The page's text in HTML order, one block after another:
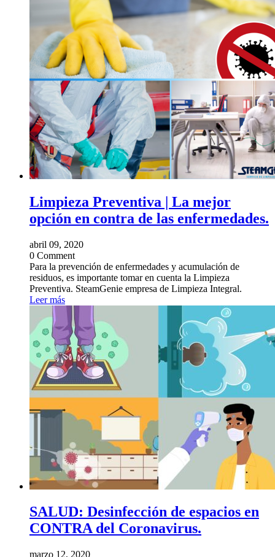
Limpieza Preventiva | La mejor
opción en contra de las enfermedades.
abril 09, 2020
0 Comment
Para la prevención de enfermedades y acumulación de
residuos, es importante tomar en cuenta la Limpieza
Preventiva. SteamGenie empresa de Limpieza Integral.
Leer más
SALUD: Desinfección de espacios en
CONTRA del Coronavirus.
marzo 12, 2020